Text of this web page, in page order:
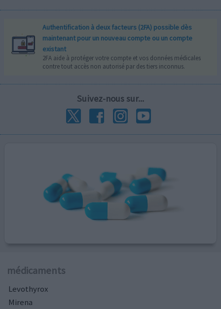
Authentification à deux facteurs (2FA) possible dès
maintenant pour un nouveau compte ou un compte
existant
2FA aide à protéger votre compte et vos données médicales
contre tout accès non autorisé par des tiers inconnus.
Suivez-nous sur...
médicaments
Levothyrox
Mirena